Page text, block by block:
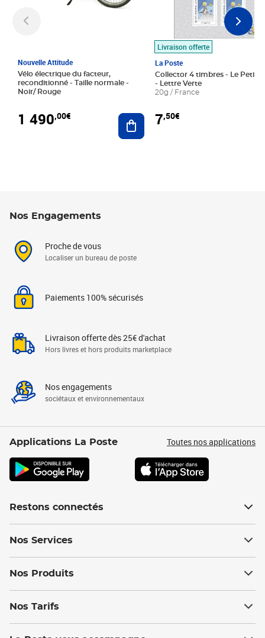
Nouvelle Attitude
Vélo électrique du facteur,
reconditionné - Taille normale -
Noir/ Rouge
1 490,00€ Ajouter au panier
Livraison offerte
La Poste
Collector 4 timbres - Le Petit
- Lettre Verte
20g / France
7,50€
Nos Engagements
Proche de vous
Localiser un bureau de poste
Paiements 100% sécurisés
Livraison offerte dès 25€ d'achat
Hors livres et hors produits marketplace
Nos engagements
sociétaux et environnementaux
Applications La Poste Toutes nos applications
Restons connectés
Nos Services
Nos Produits
Nos Tarifs